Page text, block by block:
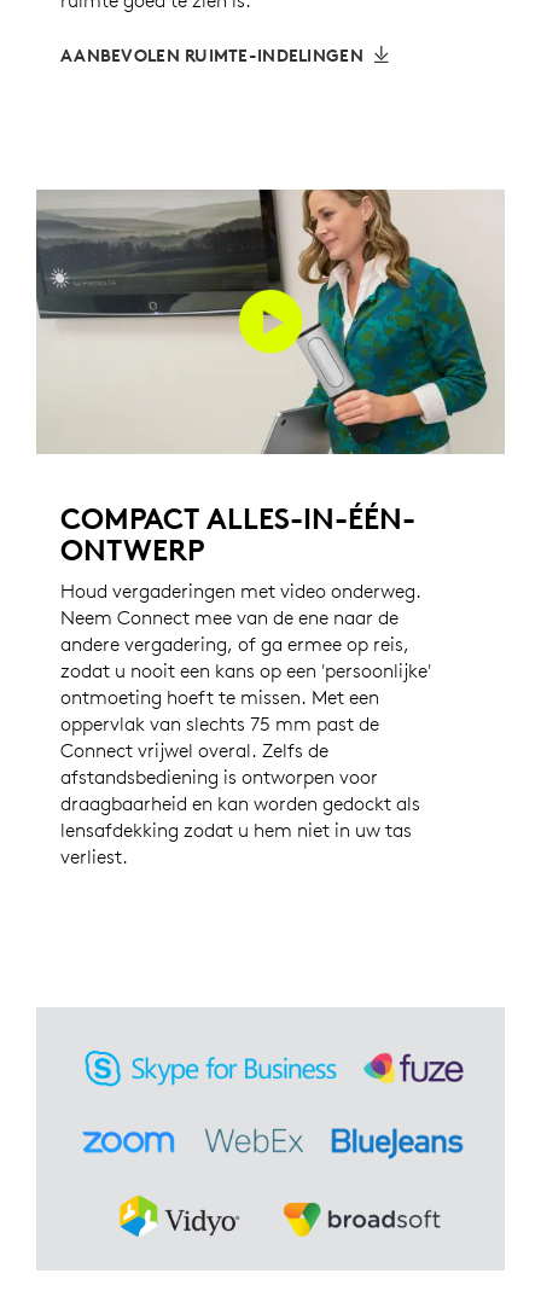
AANBEVOLEN RUIMTE-INDELINGEN
COMPACT ALLES-IN-ÉÉN-
ONTWERP
Houd vergaderingen met video onderweg.
Neem Connect mee van de ene naar de
andere vergadering, of ga ermee op reis,
zodat u nooit een kans op een 'persoonlijke'
ontmoeting hoeft te missen. Met een
oppervlak van slechts 75 mm past de
Connect vrijwel overal. Zelfs de
afstandsbediening is ontworpen voor
draagbaarheid en kan worden gedockt als
lensafdekking zodat u hem niet in uw tas
verliest.